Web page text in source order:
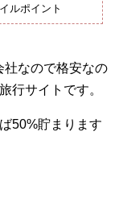
ルポイント
社なので格安なの
行サイトです。
50%貯まります